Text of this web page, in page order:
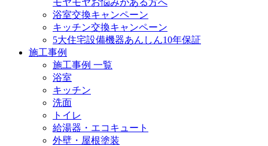
浴室交換キャンペーン
キッチン交換キャンペーン
5大住宅設備機器あんしん10年保証
施工事例
施工事例 一覧
浴室
キッチン
洗面
トイレ
給湯器・エコキュート
外壁・屋根塗装